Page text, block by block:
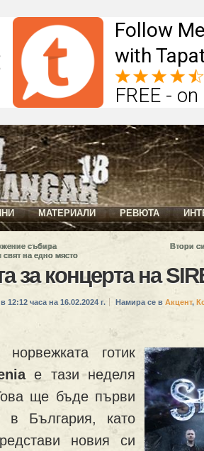
Follow
with
FREE -
МАТЕРИАЛИ РЕВЮТА
събира
на едно място
Втори
за концерта на
в 12:12 часа на 16.02.2024 г. Намира се в Акцент,
готик
е тази неделя
ще бъде първи
в България, като
новия си